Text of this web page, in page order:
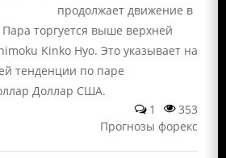
продолжает движение в
торгуется выше верхней
Kinko Hyo. Это указывает на
тенденции по паре
Доллар США.
353
1
Прогнозы форекс